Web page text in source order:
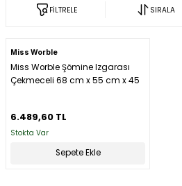
FİLTRELE SIRALA
Miss Worble
Miss Worble Şömine Izgarası
Çekmeceli 68 cm x 55 cm x 45
6.489,60 TL
Stokta Var
Sepete Ekle